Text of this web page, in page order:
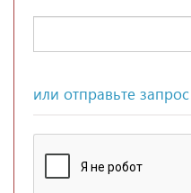
или отправьте